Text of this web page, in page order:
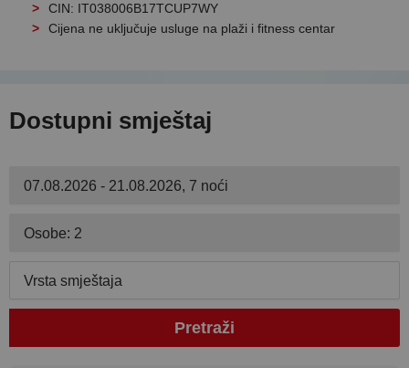
CIN: IT038006B17TCUP7WY
Cijena ne uključuje usluge na plaži i fitness centar
Dostupni smještaj
07.08.2026 - 21.08.2026, 7 noći
Osobe: 2
Vrsta smještaja
Pretraži